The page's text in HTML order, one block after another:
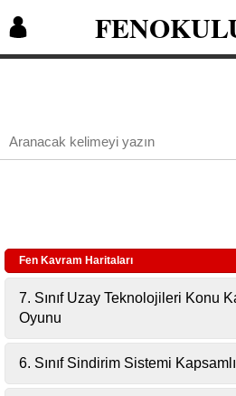
Fen Kavram Haritaları
7. Sınıf Uzay Teknolojileri Konu
Oyunu
6. Sınıf Sindirim Sistemi